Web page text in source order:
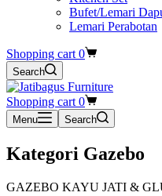
Bufet/Lemari
Lemari Perabotan
Shopping cart 0
Search
Shopping cart 0
Menu Search
Kategori Gazebo
GAZEBO KAYU JATI &